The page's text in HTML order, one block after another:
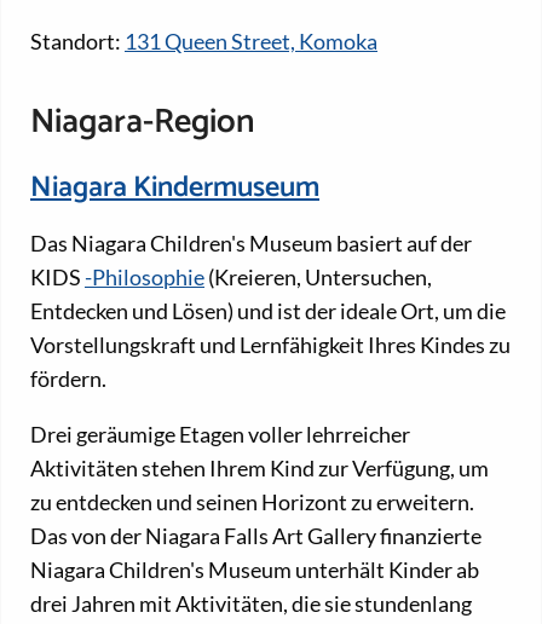
Standort: 131 Queen Street, Komoka
Niagara-Region
Niagara Kindermuseum
Das Niagara Children's Museum basiert auf der
KIDS -Philosophie(Kreieren, Untersuchen,
Entdecken und Lösen) und ist der ideale Ort, um die
Vorstellungskraft und Lernfähigkeit Ihres Kindes zu
fördern.
Drei geräumige Etagen voller lehrreicher
Aktivitäten stehen Ihrem Kind zur Verfügung, um
zu entdecken und seinen Horizont zu erweitern.
Das von der Niagara Falls Art Gallery finanzierte
Niagara Children's Museum unterhält Kinder ab
drei Jahren mit Aktivitäten, die sie stundenlang